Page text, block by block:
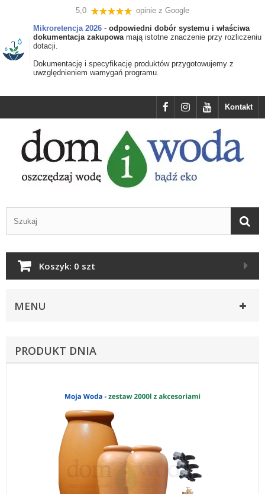
5,0
opinie z Google
Mikroretencja 2026 - odpowiedni dobór systemu i właściwa
dokumentacja zakupowamają istotne znaczenie przy rozliczeniu
dotacji.
Dokumentację i specyfikację produktów przygotowujemy z
uwzględnieniem wamygań programu.
Kontakt
Koszyk: 0 szt
MENU
PRODUKT DNIA